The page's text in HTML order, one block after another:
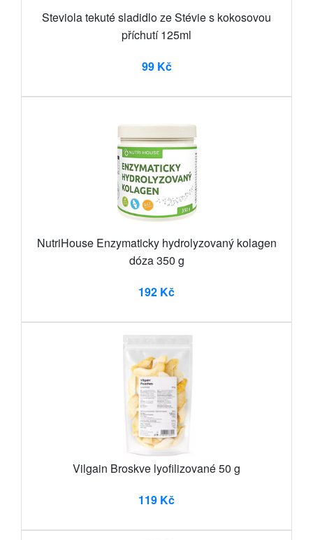
Steviola tekuté sladidlo ze Stévie s kokosovou
příchutí 125ml
99 Kč
NutriHouse Enzymaticky hydrolyzovaný kolagen
dóza 350 g
192 Kč
Vilgain Broskve lyofilizované 50 g
119 Kč